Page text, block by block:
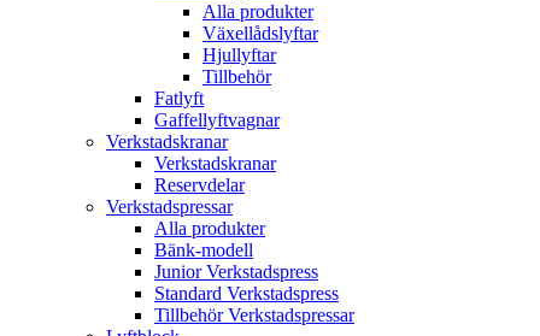
Alla produkter
Växellådslyftar
Hjullyftar
Tillbehör
Fatlyft
Gaffellyftvagnar
Verkstadskranar
Verkstadskranar
Reservdelar
Verkstadspressar
Alla produkter
Bänk-modell
Junior Verkstadspress
Standard Verkstadspress
Tillbehör Verkstadspressar